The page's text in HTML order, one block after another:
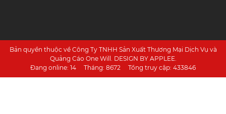
Bản quyền thuộc về Công Ty TNHH Sản Xuất Thương Mại Dịch Vụ và
Quảng Cáo One Will. DESIGN BY APPLEE.
Đang online: 14 Tháng: 8672 Tổng truy cập: 433846